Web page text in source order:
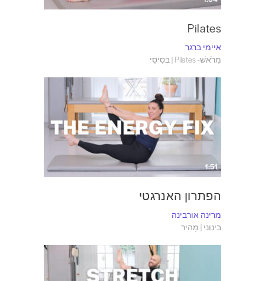
Pilates
איימי ברגר
מִרֹאשׁ- Pilates | בְּסִיסִי
1:51
הפתרון האנרגטי
מרינה אורבינה
בינוני | מָהִיר